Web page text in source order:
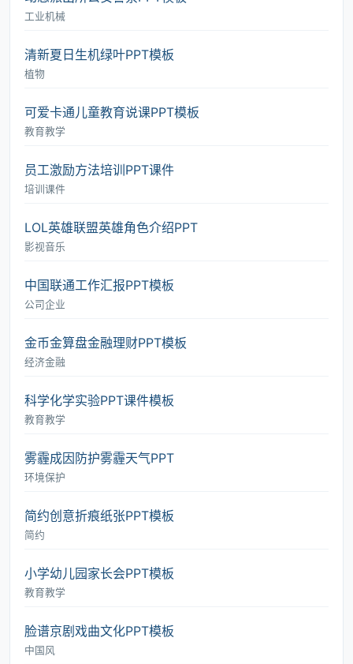
工业机械
清新夏日生机绿叶PPT模板
植物
可爱卡通儿童教育说课PPT模板
教育教学
员工激励方法培训PPT课件
培训课件
LOL英雄联盟英雄角色介绍PPT
影视音乐
中国联通工作汇报PPT模板
公司企业
金币金算盘金融理财PPT模板
经济金融
科学化学实验PPT课件模板
教育教学
雾霾成因防护雾霾天气PPT
环境保护
简约创意折痕纸张PPT模板
简约
小学幼儿园家长会PPT模板
教育教学
脸谱京剧戏曲文化PPT模板
中国风